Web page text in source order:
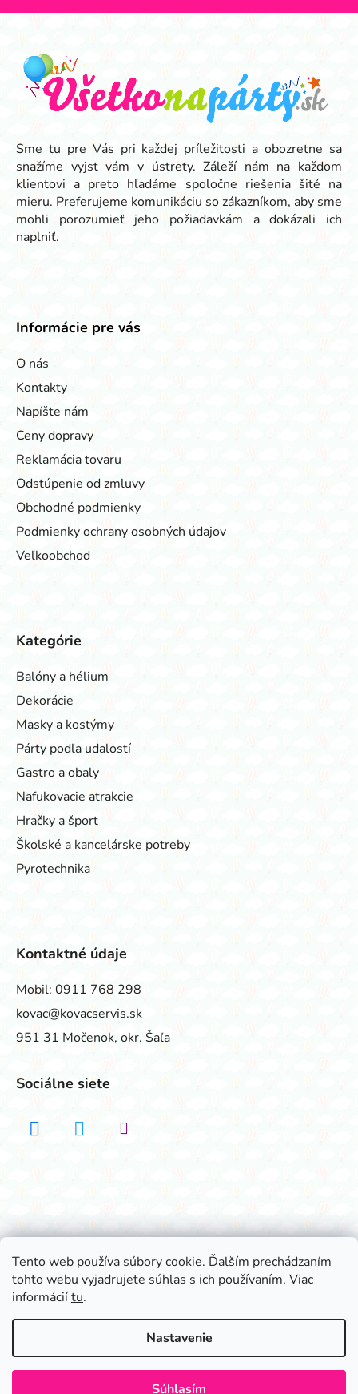
Tento web používa súbory cookie. Ďalším prechádzaním
tohto webu vyjadrujete súhlas s ich používaním. Viac
informáciítu.
Nastavenie
Súhlasím
Z
Sme tu pre Vás pri každej príležitosti a obozretne sa
snažíme vyjsť vám v ústrety. Záleží nám na každom
klientovi a preto hľadáme spoločne riešenia šité na
mieru. Preferujeme komunikáciu so zákazníkom, aby sme
mohli porozumieť jeho požiadavkám a dokázali ich
naplniť.
Informácie pre vás
O nás
Kontakty
Napíšte nám
Ceny dopravy
Reklamácia tovaru
Odstúpenie od zmluvy
Obchodné podmienky
Podmienky ochrany osobných údajov
Veľkoobchod
Kategórie
Balóny a hélium
Dekorácie
Masky a kostýmy
Párty podľa udalostí
Gastro a obaly
Nafukovacie atrakcie
Hračky a šport
Školské a kancelárske potreby
Pyrotechnika
Kontaktné údaje
Mobil: 0911 768 298
kovac@kovacservis.sk
951 31 Močenok, okr. Šaľa
Sociálne siete
vyhradené.